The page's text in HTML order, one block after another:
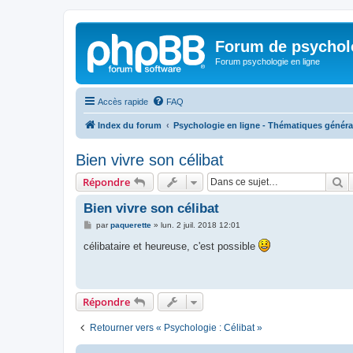
Forum de
Forum psychologie en ligne
Accès rapide FAQ
Index du forum Psychologie en ligne - Thématiques
Bien vivre son célibat
Répondre
Bien vivre son célibat
M
s
s
parpaquerette» lun. 2 juil. 2018 12:01
célibataire et heureuse, c'est possible
Répondre
Retourner vers « Psychologie : Célibat »